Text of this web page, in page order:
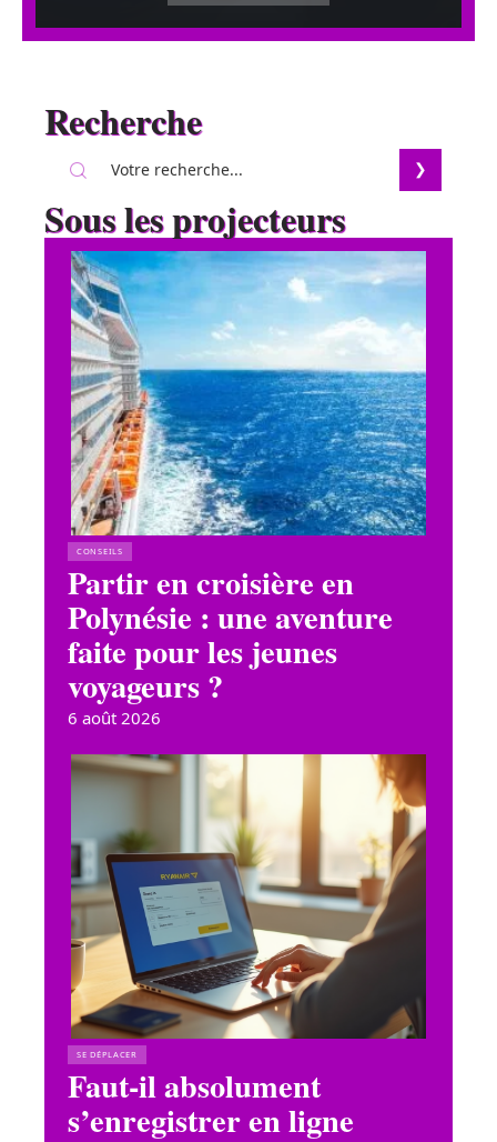
Recherche
Sous les projecteurs
CONSEILS
Partir en croisière en
Polynésie : une aventure
faite pour les jeunes
voyageurs ?
6 août 2026
SE DÉPLACER
Faut-il absolument
s’enregistrer en ligne